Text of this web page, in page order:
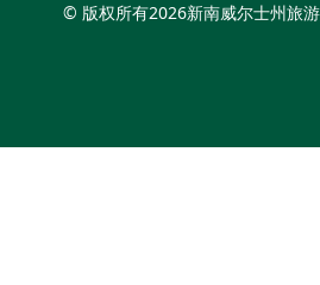
© 版权所有2026新南威尔士州旅